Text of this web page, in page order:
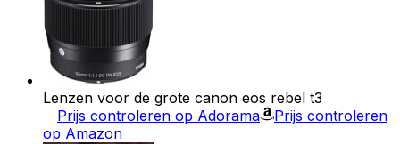
Lenzen voor de grote canon eos rebel t3
Prijs controleren op Adorama
Prijs controleren
op Amazon